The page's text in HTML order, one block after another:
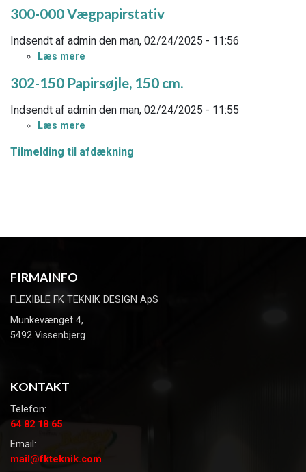
000
lille(10-
cm)
300-000 Vægpapirstativ
Indsendt af admin den man, 02/24/2025 - 11:56
Læs mere
000
302-150 Papirsøjle, 150 cm.
Indsendt af admin den man, 02/24/2025 - 11:55
Læs mere
150
Tilmelding til afdækning
FIRMAINFO
FLEXIBLE FK TEKNIK DESIGN ApS
Munkevænget 4,
5492 Vissenbjerg
KONTAKT
Telefon:
64 82 18 65
Email:
mail@fkteknik.com